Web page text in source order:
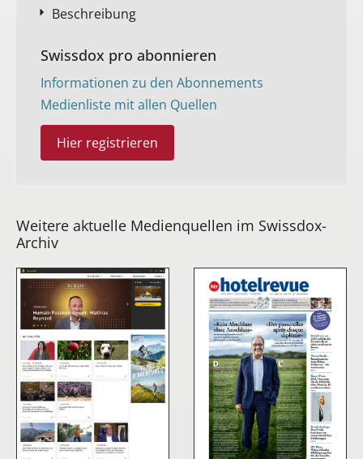
Beschreibung
Swissdox pro abonnieren
Informationen zu den Abonnements
Medienliste mit allen Quellen
Hier registrieren
Weitere aktuelle Medienquellen im Swissdox-
Archiv